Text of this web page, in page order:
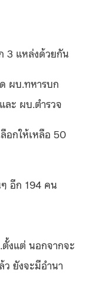
3 แหล่งด้วยกัน
ผบ.ทหารบก
ละ ผบ.ตำรวจ
อกให้เหลือ 50
อีก 194 คน
งแต่ นอกจากจะ
ว ยังจะมีอำนา